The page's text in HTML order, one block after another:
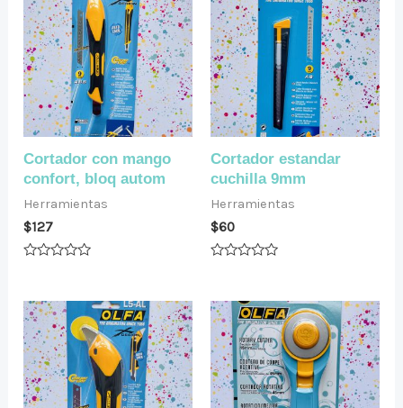
Cortador con mango
confort, bloq autom
Herramientas
$127
de
5
Cortador estandar
cuchilla 9mm
Herramientas
$60
de
5